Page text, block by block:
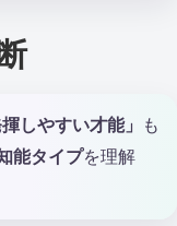
しやすい才能」
も
能タイプを理解